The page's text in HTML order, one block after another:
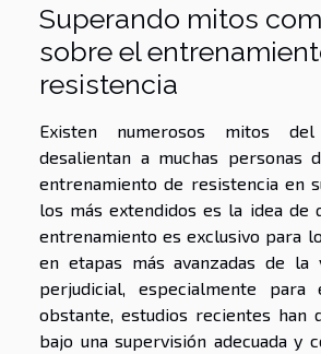
Superando mitos
sobre el
resistencia
Existen numerosos mitos
desalientan a muchas personas
entrenamiento de resistencia en
los más extendidos es la idea de
entrenamiento es exclusivo para
en etapas más avanzadas de la
perjudicial, especialmente
obstante, estudios recientes han
bajo una supervisión adecuada y